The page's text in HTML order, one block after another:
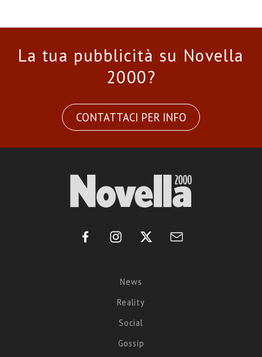
La tua pubblicità su Novella
2000?
CONTATTACI PER INFO
News
Reality
Social
Gossip